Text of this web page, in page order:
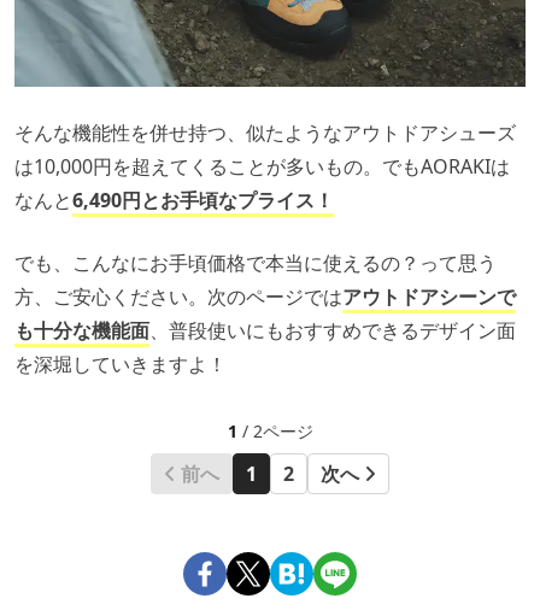
そんな機能性を併せ持つ、似たようなアウトドアシューズ
は10,000円を超えてくることが多いもの。でもAORAKIは
なんと6,490円とお手頃なプライス！
でも、こんなにお手頃価格で本当に使えるの？って思う
方、ご安心ください。次のページではアウトドアシーンで
も十分な機能面、普段使いにもおすすめできるデザイン面
を深堀していきますよ！
1 / 2ページ
前へ 1 2 次へ